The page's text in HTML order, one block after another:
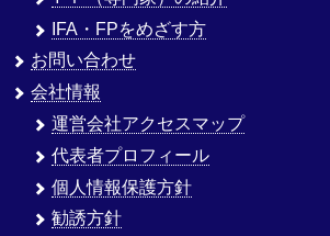
IFA・FPをめざす方
お問い合わせ
会社情報
運営会社アクセスマップ
代表者プロフィール
個人情報保護方針
勧誘方針